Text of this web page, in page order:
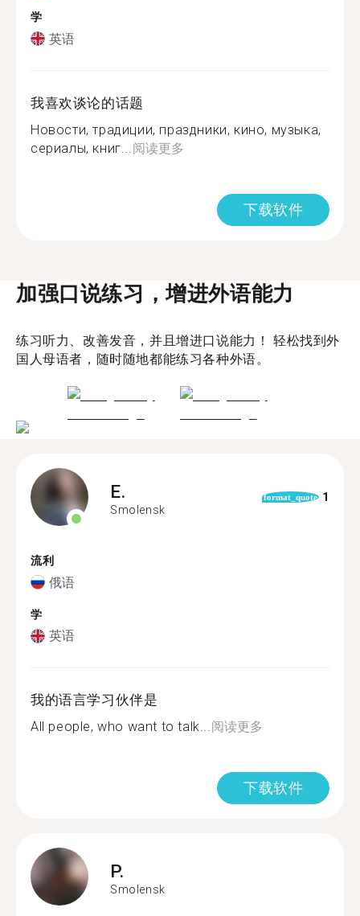
学
英语
我喜欢谈论的话题
Новости, традиции, праздники, кино, музыка,
сериалы, книг... 阅读更多
下载软件
加强口说练习，增进外语能力
练习听力、改善发音，并且增进口说能力！ 轻松找到外
国人母语者，随时随地都能练习各种外语。
E.
Smolensk
format_quote 1
流利
俄语
学
英语
我的语言学习伙伴是
All people, who want to talk...阅读更多
下载软件
P.
Smolensk